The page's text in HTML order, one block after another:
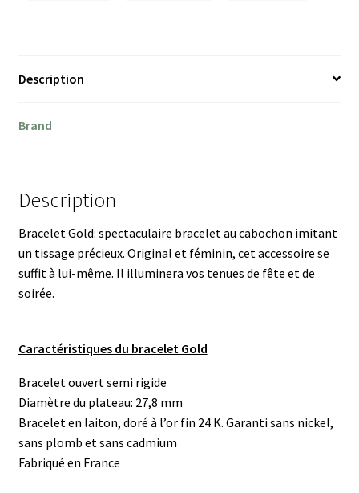
Description
Brand
Description
Bracelet Gold: spectaculaire bracelet au cabochon imitant
un tissage précieux. Original et féminin, cet accessoire se
suffit à lui-même. Il illuminera vos tenues de fête et de
soirée.
Caractéristiques du bracelet Gold
Bracelet ouvert semi rigide
Diamètre du plateau: 27,8 mm
Bracelet en laiton, doré à l’or fin 24 K. Garanti sans nickel,
sans plomb et sans cadmium
Fabriqué en France